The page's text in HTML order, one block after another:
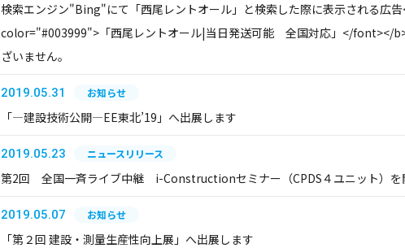
検索エンジン"Bing"にて「西尾レントオール」と検索した際に表示される広
color="#003999">「西尾レントオール|当日発送可能 全国対応」</font></
ざいません。
2019.05.31 お知らせ
「―建設技術公開―EE東北’19」へ出展します
2019.05.23 ニュースリリース
第2回 全国一斉ライブ中継 i-Constructionセミナー（CPDS４ユニット）を
2019.05.07 お知らせ
「第２回 建設・測量生産性向上展」へ出展します